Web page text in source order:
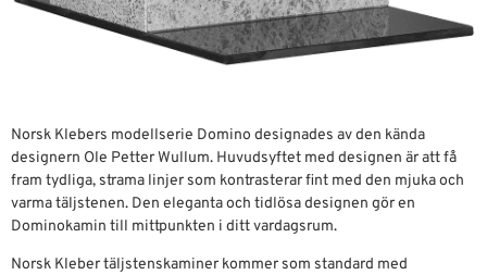
Norsk Klebers modellserie Domino designades av den kända
designern Ole Petter Wullum. Huvudsyftet med designen är att få
fram tydliga, strama linjer som kontrasterar fint med den mjuka och
varma täljstenen. Den eleganta och tidlösa designen gör en
Dominokamin till mittpunkten i ditt vardagsrum.
Norsk Kleber täljstenskaminer kommer som standard med